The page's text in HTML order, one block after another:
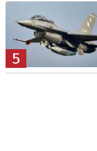
5